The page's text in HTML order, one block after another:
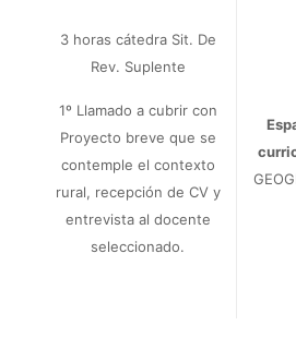
3 horas cátedra Sit. De
Rev. Suplente
1º Llamado a cubrir con
Proyecto breve que se
contemple el contexto
rural, recepción de CV y
entrevista al docente
seleccionado.